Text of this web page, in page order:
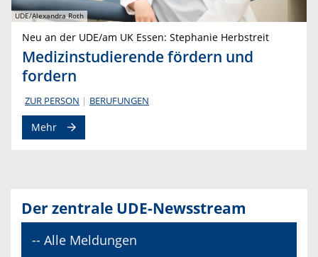
UDE/Alexandra Roth
Neu an der UDE/am UK Essen: Stephanie Herbstreit
Medizinstudierende fördern und
fordern
ZUR PERSON BERUFUNGEN
Mehr
Der zentrale UDE-Newsstream
-- Alle Meldungen